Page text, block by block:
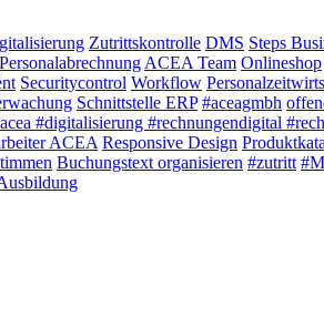
Zutrittskontrolle DMS Steps
PersonalabrechnungACEA Team Onlineshop
Securitycontrol Workflow
Schnittstelle ERP #aceagmbh
#digitalisierung #rechnungendigital
ACEA Responsive Design
Buchungstext organisieren #zutritt